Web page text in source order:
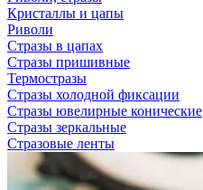
Кристаллы и цапы
Риволи
Стразы в цапах
Стразы пришивные
Термостразы
Стразы холодной фиксации
Стразы ювелирные конические
Стразы зеркальные
Стразовые ленты